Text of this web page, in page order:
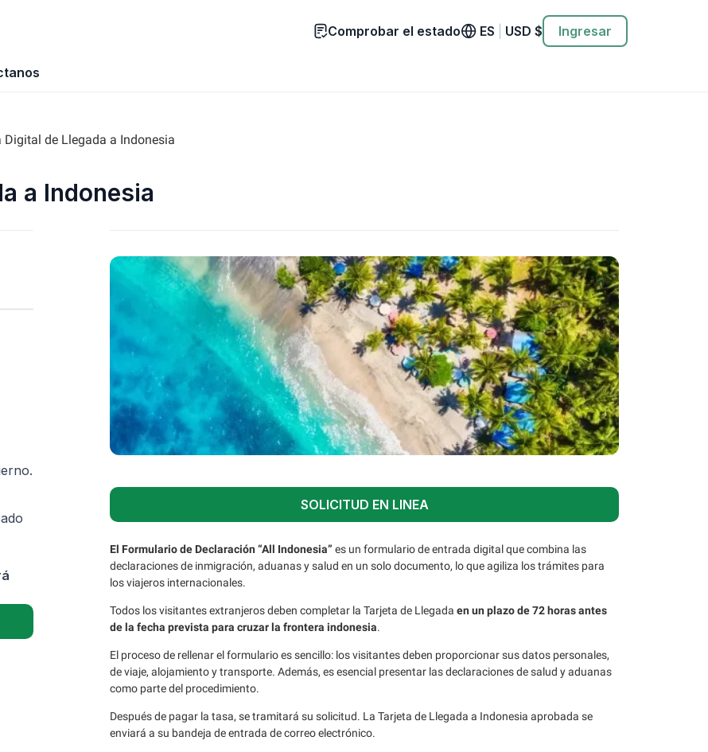
Comprobar el estado ES USD $ Ingresar
Digital de Llegada a Indonesia
a Indonesia
SOLICITUD EN LINEA
El Formulario de Declaración “All Indonesia” es un formulario de entrada digital que combina las
declaraciones de inmigración, aduanas y salud en un solo documento, lo que agiliza los trámites para
los viajeros internacionales.
Todos los visitantes extranjeros deben completar la Tarjeta de Llegada en un plazo de 72 horas antes
de la fecha prevista para cruzar la frontera indonesia.
El proceso de rellenar el formulario es sencillo: los visitantes deben proporcionar sus datos personales,
de viaje, alojamiento y transporte. Además, es esencial presentar las declaraciones de salud y aduanas
como parte del procedimiento.
Después de pagar la tasa, se tramitará su solicitud. La Tarjeta de Llegada a Indonesia aprobada se
enviará a su bandeja de entrada de correo electrónico.